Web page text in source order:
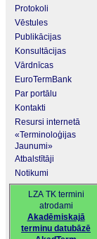
Protokoli
Vēstules
Publikācijas
Konsultācijas
Vārdnīcas
EuroTermBank
Par portālu
Kontakti
Resursi internetā
«Terminoloģijas
Jaunumi»
Atbalstītāji
Notikumi
LZA TK termini
atrodami
Akadēmiskajā
terminu datubāzē